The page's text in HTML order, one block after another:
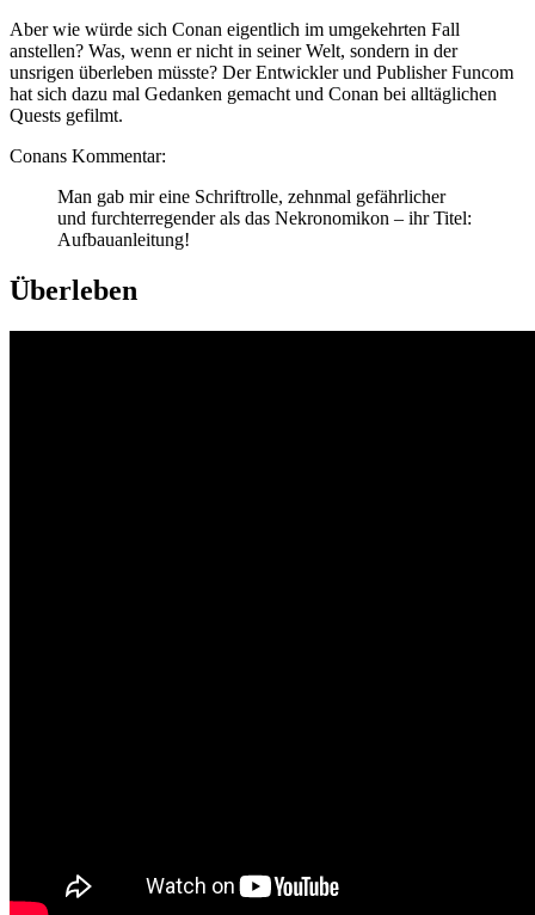
Aber wie würde sich Conan eigentlich im umgekehrten Fall
anstellen? Was, wenn er nicht in seiner Welt, sondern in der
unsrigen überleben müsste? Der Entwickler und Publisher Funcom
hat sich dazu mal Gedanken gemacht und Conan bei alltäglichen
Quests gefilmt.
Conans Kommentar:
Man gab mir eine Schriftrolle, zehnmal gefährlicher
und furchterregender als das Nekronomikon – ihr Titel:
Aufbauanleitung!
Überleben